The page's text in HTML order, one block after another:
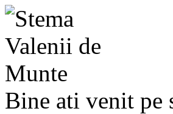
Bine ati venit